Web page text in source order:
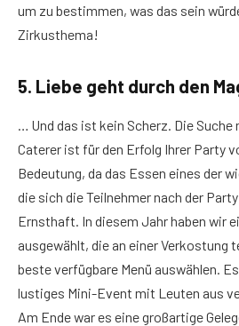
um zu bestimmen, was das sein
Zirkusthema!
5. Liebe geht durch den
… Und das ist kein Scherz. Die Suche
Caterer ist für den Erfolg Ihrer Party
Bedeutung, da das Essen eines der
die sich die Teilnehmer nach der
Ernsthaft. In diesem Jahr haben wir
ausgewählt, die an einer Verkostung
beste verfügbare Menü auswählen.
lustiges Mini-Event mit Leuten aus
Am Ende war es eine großartige